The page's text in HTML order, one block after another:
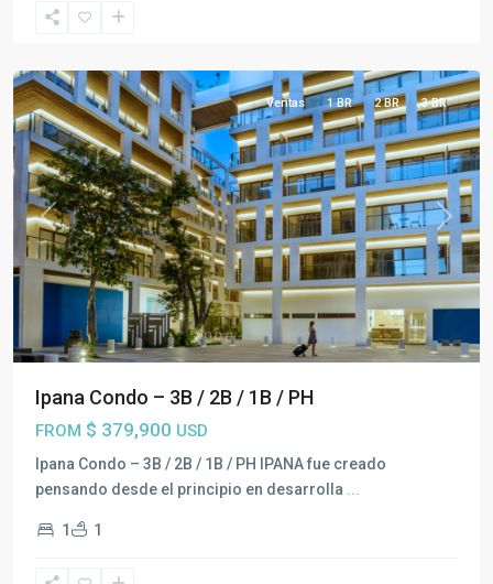
Riviera
Previous Next
Ventas 1 BR 2 BR 3 BR
Ipana Condo – 3B / 2B / 1B / PH
FROM $ 379,900 USD
Ipana Condo – 3B / 2B / 1B / PH IPANA fue creado
pensando desde el principio en desarrolla ...
1 1
Playa
del
Toda